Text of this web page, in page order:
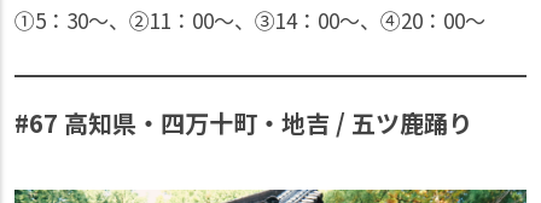
①5：30〜、②11：00〜、③14：00〜、④20：00〜
#67 高知県・四万十町・地吉 / 五ツ鹿踊り